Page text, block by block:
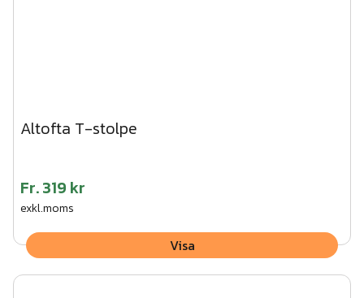
Altofta T-stolpe
Fr.319 kr
exkl.moms
Visa